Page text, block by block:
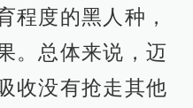
程度的黑人种，
。总体来说，迈
收没有抢走其他